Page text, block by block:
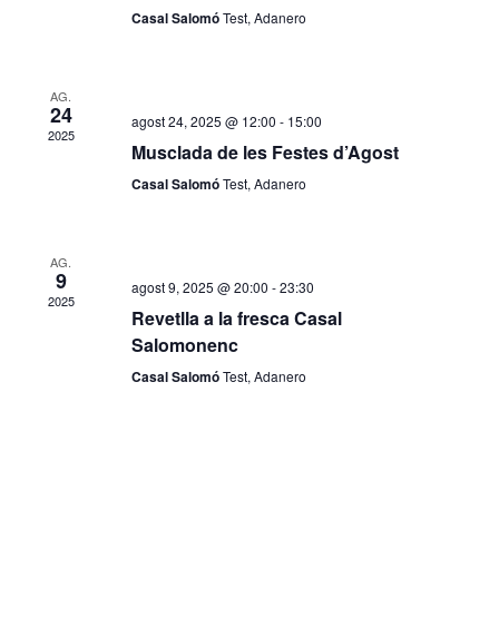
Casal SalomóTest, Adanero
AG.
24
2025
agost 24, 2025 @ 12:00 - 15:00
Musclada de les Festes d’Agost
Casal SalomóTest, Adanero
AG.
9
2025
agost 9, 2025 @ 20:00 -23:30
Revetlla a la fresca Casal
Salomonenc
Casal SalomóTest, Adanero